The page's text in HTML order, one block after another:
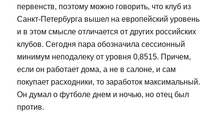
первенств, поэтому можно говорить, что клуб из
Санкт-Петербурга вышел на европейский уровень
и в этом смысле отличается от других российских
клубов. Сегодня пара обозначила сессионный
минимум неподалеку от уровня 0,8515. Причем,
если он работает дома, а не в салоне, и сам
покупает расходники, то заработок максимальный.
Он думал о футболе днем и ночью, но отец был
против.